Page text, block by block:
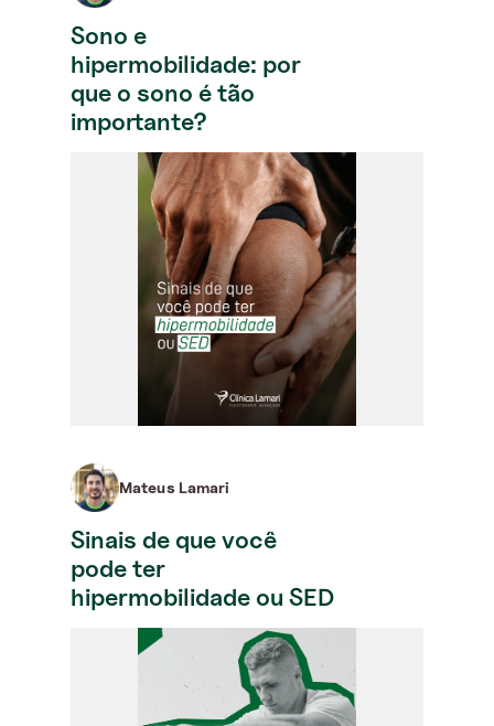
Sono e
hipermobilidade: por
que o sono é tão
importante?
Mateus Lamari
Sinais de que você
pode ter
hipermobilidade ou SED